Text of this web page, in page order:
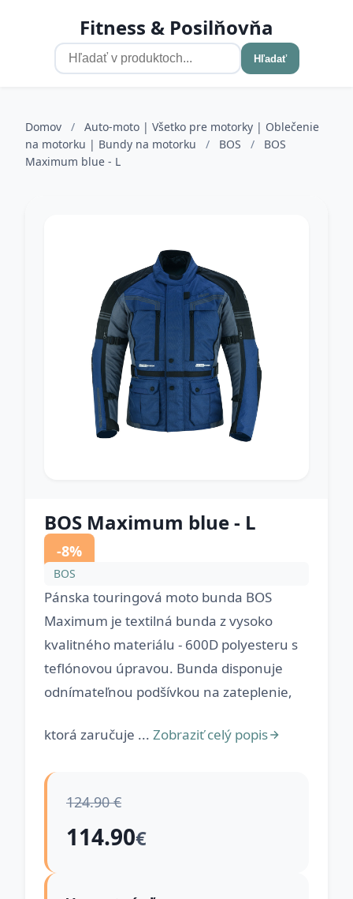
Fitness & Posilňovňa
Hľadať
Domov /
Auto-moto | Všetko pre motorky | Oblečenie
na motorku | Bundy na motorku
/ BOS /
BOS
Maximum blue - L
BOS Maximum blue - L
-8%
BOS
Pánska touringová moto bunda BOS
Maximum je textilná bunda z vysoko
kvalitného materiálu - 600D polyesteru s
teflónovou úpravou. Bunda disponuje
odnímateľnou podšívkou na zateplenie,
ktorá zaručuje ... Zobraziť celý popis
124.90 €
114.90€